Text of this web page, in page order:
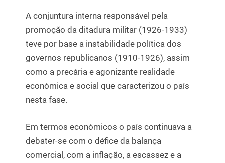
A conjuntura interna responsável pela
promoção da ditadura militar (1926-1933)
teve por base a instabilidade política dos
governos republicanos (1910-1926), assim
como a precária e agonizante realidade
económica e social que caracterizou o país
nesta fase.
Em termos económicos o país continuava a
debater-se com o défice da balança
comercial, com a inflação, a escassez e a